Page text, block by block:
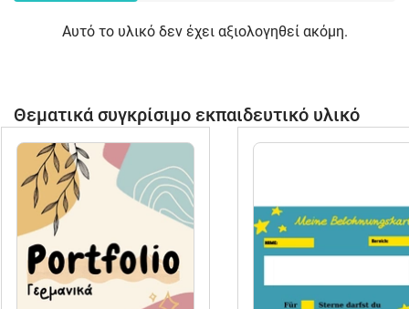
Αυτό το υλικό δεν έχει αξιολογηθεί ακόμη.
Θεματικά συγκρίσιμο εκπαιδευτικό υλικό